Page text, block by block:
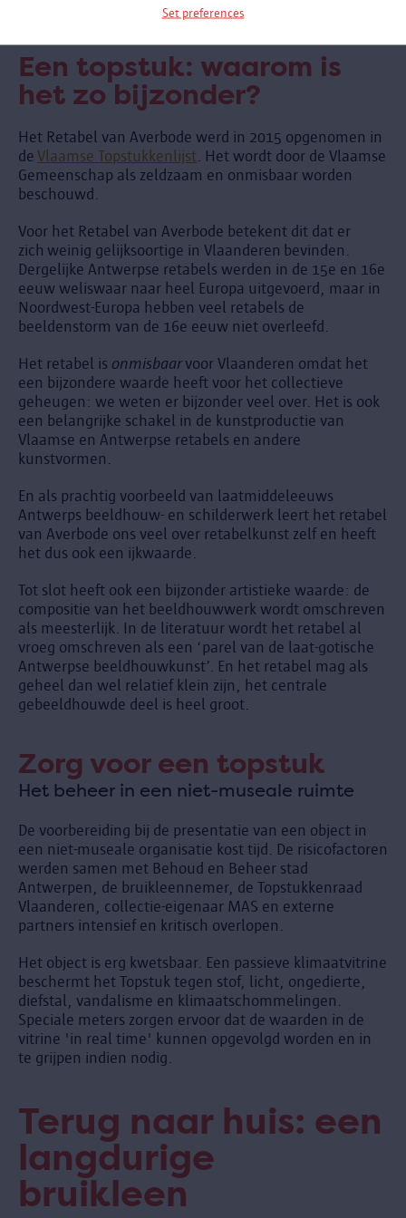
Set preferences
van 3.500 franken betaald.
Een topstuk: waarom is
het zo bijzonder?
Het Retabel van Averbode werd in 2015 opgenomen in
de Vlaamse Topstukkenlijst. Het wordt door de Vlaamse
Gemeenschap als zeldzaam en onmisbaar worden
beschouwd.
Voor het Retabel van Averbode betekent dit dat er
zich weinig gelijksoortige in Vlaanderen bevinden.
Dergelijke Antwerpse retabels werden in de 15e en 16e
eeuw weliswaar naar heel Europa uitgevoerd, maar in
Noordwest-Europa hebben veel retabels de
beeldenstorm van de 16e eeuw niet overleefd.
Het retabel is onmisbaarvoor Vlaanderen omdat het
een bijzondere waarde heeft voor het collectieve
geheugen: we weten er bijzonder veel over. Het is ook
een belangrijke schakel in de kunstproductie van
Vlaamse en Antwerpse retabels en andere
kunstvormen.
En als prachtig voorbeeld van laatmiddeleeuws
Antwerps beeldhouw- en schilderwerk leert het retabel
van Averbode ons veel over retabelkunst zelf en heeft
het dus ook een ijkwaarde.
Tot slot heeft ook een bijzonder artistieke waarde: de
compositie van het beeldhouwwerk wordt omschreven
als meesterlijk. In de literatuur wordt het retabel al
vroeg omschreven als een ‘parel van de laat-gotische
Antwerpse beeldhouwkunst’. En het retabel mag als
geheel dan wel relatief klein zijn, het centrale
gebeeldhouwde deel is heel groot.
Zorg voor een topstuk
Het beheer in een niet-museale ruimte
De voorbereiding bij de presentatie van een object in
een niet-museale organisatie kost tijd. De risicofactoren
werden samen met Behoud en Beheer stad
Antwerpen, de bruikleennemer, de Topstukkenraad
Vlaanderen, collectie-eigenaar MAS en externe
partners intensief en kritisch overlopen.
Het object is erg kwetsbaar. Een passieve klimaatvitrine
beschermt het Topstuk tegen stof, licht, ongedierte,
diefstal, vandalisme en klimaatschommelingen.
Speciale meters zorgen ervoor dat de waarden in de
vitrine 'in real time' kunnen opgevolgd worden en in
te grijpen indien nodig.
Terug naar huis: een
langdurige
bruikleen